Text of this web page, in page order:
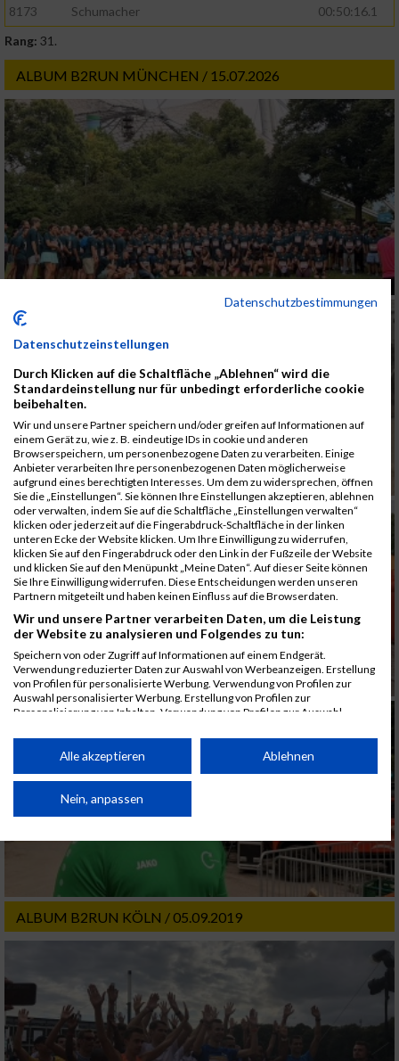
8173
Schumacher
00:50:16.1
Rang: 31.
ALBUM B2RUN MÜNCHEN / 15.07.2026
ALBUM B2RUN KÖLN / 05.09.2019
Datenschutzbestimmungen
Datenschutzeinstellungen
Durch Klicken auf die Schaltfläche „Ablehnen“ wird die
Standardeinstellung nur für unbedingt erforderliche cookie
beibehalten.
Wir und unsere Partner speichern und/oder greifen auf Informationen auf
einem Gerät zu, wie z. B. eindeutige IDs in cookie und anderen
Browserspeichern, um personenbezogene Daten zu verarbeiten. Einige
Anbieter verarbeiten Ihre personenbezogenen Daten möglicherweise
aufgrund eines berechtigten Interesses. Um dem zu widersprechen, öffnen
Sie die „Einstellungen“. Sie können Ihre Einstellungen akzeptieren, ablehnen
oder verwalten, indem Sie auf die Schaltfläche „Einstellungen verwalten“
klicken oder jederzeit auf die Fingerabdruck-Schaltfläche in der linken
unteren Ecke der Website klicken. Um Ihre Einwilligung zu widerrufen,
klicken Sie auf den Fingerabdruck oder den Link in der Fußzeile der Website
und klicken Sie auf den Menüpunkt „Meine Daten“. Auf dieser Seite können
Sie Ihre Einwilligung widerrufen. Diese Entscheidungen werden unseren
Partnern mitgeteilt und haben keinen Einfluss auf die Browserdaten.
Wir und unsere Partner verarbeiten Daten, um die Leistung
der Website zu analysieren und Folgendes zu tun:
Speichern von oder Zugriff auf Informationen auf einem Endgerät.
Verwendung reduzierter Daten zur Auswahl von Werbeanzeigen. Erstellung
von Profilen für personalisierte Werbung. Verwendung von Profilen zur
Auswahl personalisierter Werbung. Erstellung von Profilen zur
Personalisierung von Inhalten. Verwendung von Profilen zur Auswahl
Performance von Inhalten. Analyse von Zielgruppen durch Statistiken oder
Kombinationen von Daten aus verschiedenen Quellen. Entwicklung und
von Inhalten.
Daten können außerhalb der Europäischen Union weitergegeben und in die
Website/App.
Partnerliste anzeigen (1 IAB-Anbieter)
Wir nutzen Ihre Daten für folgende Zwecke:
IAB-Verarbeitungszwecke:
Speichern von oder Zugriff auf Informationen
auf einem Endgerät
Verwendung reduzierter Daten zur Auswahl
von Werbeanzeigen
Alle akzeptieren Ablehnen
Nein, anpassen